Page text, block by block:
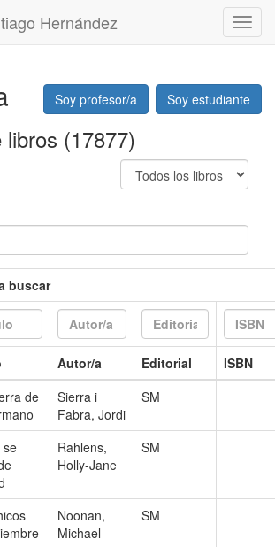
Hernández
Soy profesor/a Soy estudiante
libros (17877)
buscar
Autor/a Editorial
ISBN
de
Sierra i
Fabra, Jordi
SM
se
Rahlens,
Holly-Jane
SM
Noonan,
Michael
SM